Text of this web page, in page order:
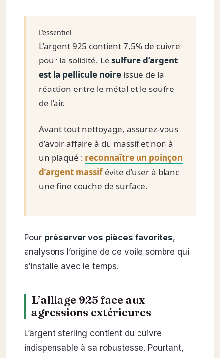
L’essentiel
L’argent 925 contient 7,5% de cuivre
pour la solidité. Le sulfure d’argent
est la pellicule noireissue de la
réaction entre le métal et le soufre
de l’air.
Avant tout nettoyage, assurez-vous
d’avoir affaire à du massif et non à
un plaqué : reconnaître un poinçon
d’argent massifévite d’user à blanc
une fine couche de surface.
Pour préserver vos pièces favorites,
analysons l’origine de ce voile sombre qui
s’installe avec le temps.
L’alliage 925 face aux
agressions extérieures
L’argent sterling contient du cuivre
indispensable à sa robustesse. Pourtant,